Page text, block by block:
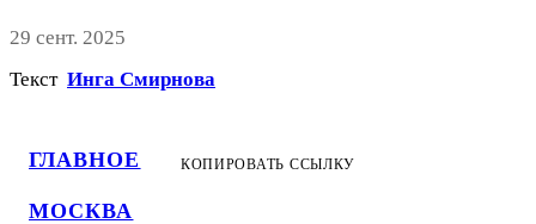
ГЛАВНОЕ
МОСКВА
29 сент. 2025
Текст Инга Смирнова
КОПИРОВАТЬ ССЫЛКУ